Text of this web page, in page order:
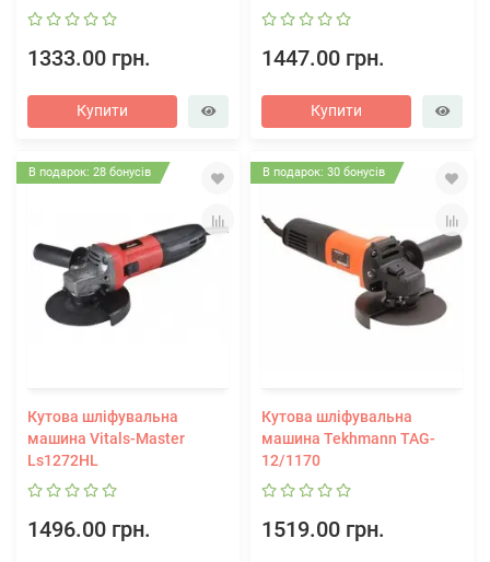
1333.00 грн.
Купити
1447.00 грн.
Купити
В подарок: 28 бонусів
Кутова шліфувальна
машина Vitals-Master
Ls1272HL
1496.00 грн.
В подарок: 30 бонусів
Кутова шліфувальна
машина Tekhmann TAG-
12/1170
1519.00 грн.